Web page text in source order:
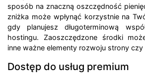
sposób na znaczną oszczędność
zniżka może wpłynąć korzystnie na
gdy planujesz długoterminową
hostingu. Zaoszczędzone środki
inne ważne elementy rozwoju strony czy
Dostęp do usług premium